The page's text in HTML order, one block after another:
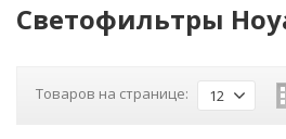
Светофильтры
Товаров на странице: 12